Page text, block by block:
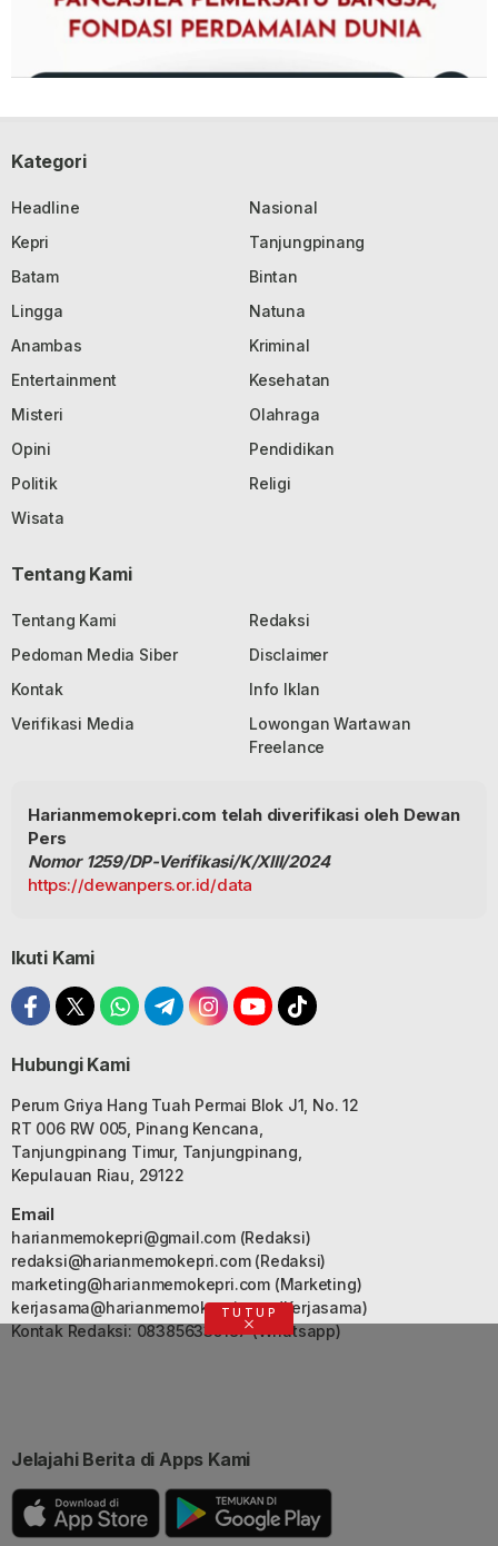
Kategori
Headline
Nasional
Kepri
Tanjungpinang
Batam
Bintan
Lingga
Natuna
Anambas
Kriminal
Entertainment
Kesehatan
Misteri
Olahraga
Opini
Pendidikan
Politik
Religi
Wisata
Tentang Kami
Tentang Kami
Redaksi
Pedoman Media Siber
Disclaimer
Kontak
Info Iklan
Verifikasi Media
Lowongan Wartawan
Freelance
Harianmemokepri.com telah diverifikasi oleh Dewan
Pers
Nomor 1259/DP-Verifikasi/K/XIII/2024
https://dewanpers.or.id/data
Ikuti Kami
Hubungi Kami
Perum Griya Hang Tuah Permai Blok J1, No. 12
RT 006 RW 005, Pinang Kencana,
Tanjungpinang Timur, Tanjungpinang,
Kepulauan Riau, 29122
Email
harianmemokepri@gmail.com(Redaksi)
redaksi@harianmemokepri.com(Redaksi)
marketing@harianmemokepri.com(Marketing)
kerjasama@harianmemokepri.com(Kerjasama)
Kontak Redaksi: 083856335187 (Whatsapp)
Jelajahi Berita di Apps Kami
TUTUP